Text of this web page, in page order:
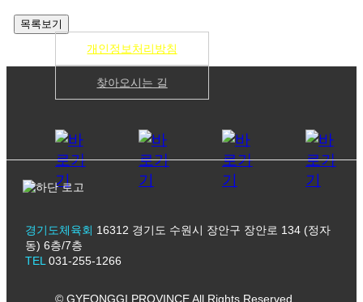
개인정보처리방침
찾아오시는 길
경기도체육회 16312 경기도 수원시 장안구 장안로 134 (정자
동) 6층/7층
TEL031-255-1266
© GYEONGGI PROVINCE All Rights Reserved.